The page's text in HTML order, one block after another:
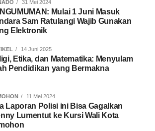
31 Mei 2024
Mulai 1 Juni Masuk
Sam Ratulangi Wajib Gunakan
Elektronik
14 Juni 2025
Etika, dan Matematika: Menyulam
Pendidikan yang Bermakna
11 Mei 2024
Laporan Polisi ini Bisa Gagalkan
Lumentut ke Kursi Wali Kota